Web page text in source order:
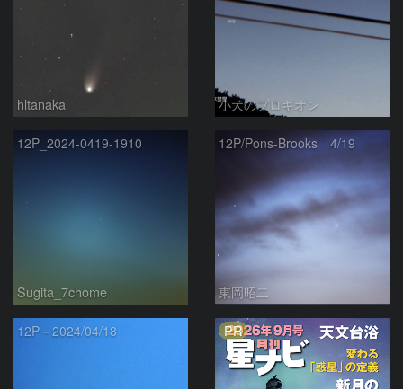
hltanaka 小犬のプロキオン
12P_2024-0419-1910
Sugita_7chome
12P/Pons-Brooks 4/19
東岡昭二
12P－2024/04/18 PR